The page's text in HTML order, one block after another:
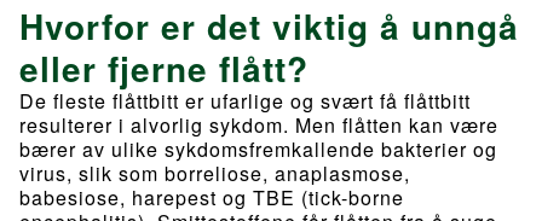
Hvorfor er det viktig å unngå
eller fjerne flått?
De fleste flåttbitt er ufarlige og svært få flåttbitt
resulterer i alvorlig sykdom. Men flåtten kan være
bærer av ulike sykdomsfremkallende bakterier og
virus, slik som borreliose, anaplasmose,
babesiose, harepest og TBE (tick-borne